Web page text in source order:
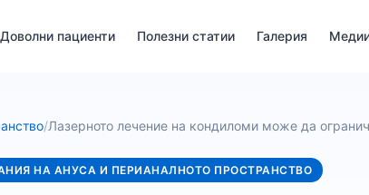
Доволни пациенти Полезни статии Галерия
/Лазерното лечение на кондиломи може да
НА АНУСА И ПЕРИАНАЛНОТО ПРОСТРАНСТВО